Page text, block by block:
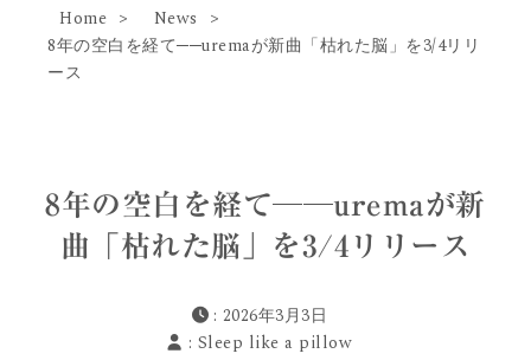
Home
News
8年の空白を経て──uremaが新曲「枯れた脳」を3/4リリ
ース
8年の空白を経て──uremaが新
曲「枯れた脳」を3/4リリース
: 2026年3月3日
: Sleep like a pillow